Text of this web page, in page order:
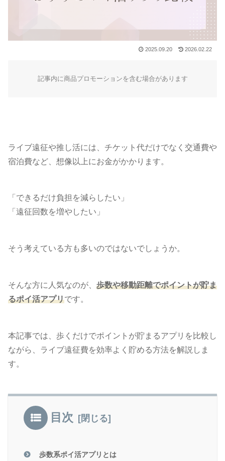
2025.09.20 2026.02.22
記事内に商品プロモーションを含む場合があります
ライブ遠征や推し活には、チケット代だけでなく交通費や
宿泊費など、想像以上にお金がかかります。
「できるだけ負担を減らしたい」
「遠征回数を増やしたい」
そう考えている方も多いのではないでしょうか。
そんな方に人気なのが、 歩数や移動距離でポイントが貯ま
るポイ活アプリです。
本記事では、歩くだけでポイントが貯まるアプリを比較し
ながら、ライブ遠征費を効率よく貯める方法を解説しま
す。
目次
歩数系ポイ活アプリとは